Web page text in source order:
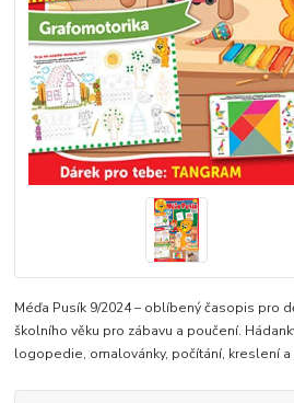
Méďa Pusík 9/2024 – oblíbený časopis pro
školního věku pro zábavu a poučení.
logopedie, omalovánky, počítání, kreslení a